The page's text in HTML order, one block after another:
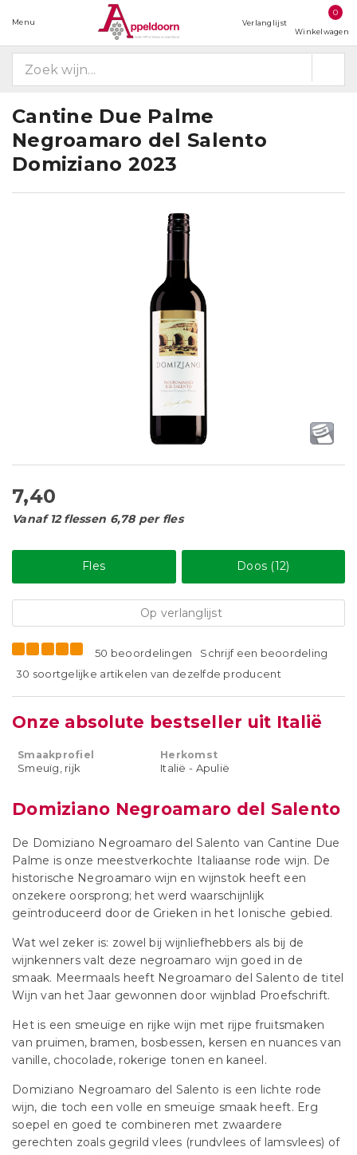
Menu Verlanglijst
0
Winkelwagen
Cantine Due Palme
Negroamaro del Salento
Domiziano 2023
7,40
Vanaf 12 flessen 6,78 per fles
Fles Doos (12)
Op verlanglijst
50 beoordelingen
Schrijf een beoordeling
30 soortgelijke artikelen van dezelfde producent
Onze absolute bestseller uit Italië
Smaakprofiel
Smeuïg, rijk
Herkomst
Italië - Apulië
Domiziano Negroamaro del Salento
De Domiziano Negroamaro del Salento van Cantine Due
Palme is onze meestverkochte Italiaanse rode wijn. De
historische Negroamaro wijn en wijnstok heeft een
onzekere oorsprong; het werd waarschijnlijk
geïntroduceerd door de Grieken in het Ionische gebied.
Wat wel zeker is: zowel bij wijnliefhebbers als bij de
wijnkenners valt deze negroamaro wijn goed in de
smaak. Meermaals heeft Negroamaro del Salento de titel
Wijn van het Jaar gewonnen door wijnblad Proefschrift.
Het is een smeuïge en rijke wijn met rijpe fruitsmaken
van pruimen, bramen, bosbessen, kersen en nuances van
vanille, chocolade, rokerige tonen en kaneel.
Domiziano Negroamaro del Salento is een lichte rode
wijn, die toch een volle en smeuïge smaak heeft. Erg
soepel en goed te combineren met zwaardere
gerechten zoals gegrild vlees (rundvlees of lamsvlees) of